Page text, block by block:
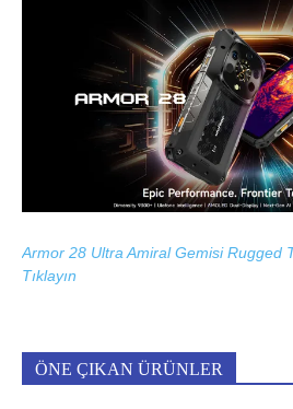
Armor 28 Ultra Amiral Gemisi Rugged
Tıklayın
ÖNE ÇIKAN ÜRÜNLER